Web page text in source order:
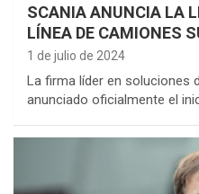
SCANIA ANUNCIA LA
LÍNEA DE CAMIONES
1 de julio de 2024
La firma líder en soluciones
anunciado oficialmente el